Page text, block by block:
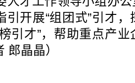
引开展“组团式”引才
引才”，帮助重点产
郎晶晶）